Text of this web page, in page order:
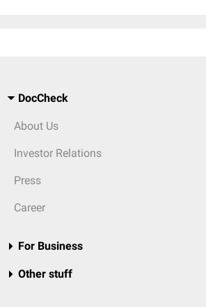
DocCheck
About Us
Investor Relations
Press
Career
For Business
Other stuff